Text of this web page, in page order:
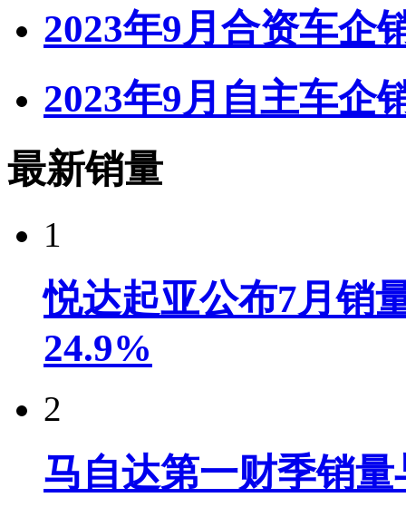
2023年9月合资车企
2023年9月自主车企
最新销量
1
悦达起亚公布7月销
24.9%
2
马自达第一财季销